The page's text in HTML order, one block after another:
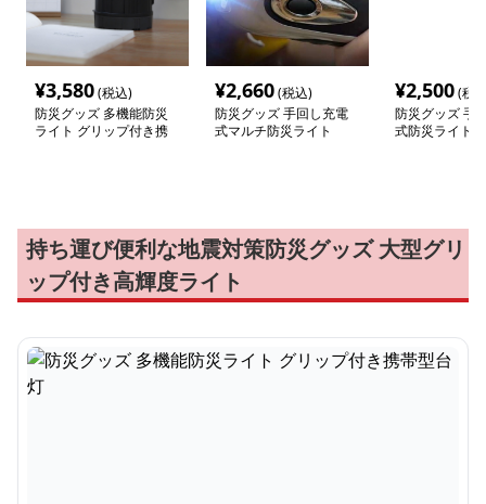
¥3,580(税込)
防災グッズ 多機能防災
ライト グリップ付き携
¥2,660(税込)
防災グッズ 手回し充電
式マルチ防災ライト
¥2,500(税
防災グッズ 手
式防災ライト
持ち運び便利な地震対策防災グッズ 大型グリ
ップ付き高輝度ライト